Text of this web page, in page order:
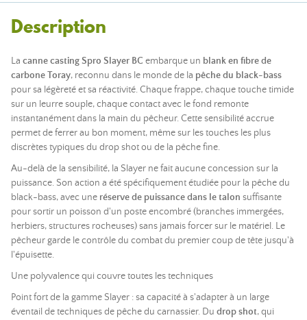
Description
La canne casting Spro Slayer BC embarque un blank en fibre de
carbone Toray, reconnu dans le monde de la pêche du black-bass
pour sa légèreté et sa réactivité. Chaque frappe, chaque touche timide
sur un leurre souple, chaque contact avec le fond remonte
instantanément dans la main du pêcheur. Cette sensibilité accrue
permet de ferrer au bon moment, même sur les touches les plus
discrètes typiques du drop shot ou de la pêche fine.
Au-delà de la sensibilité, la Slayer ne fait aucune concession sur la
puissance. Son action a été spécifiquement étudiée pour la pêche du
black-bass, avec une réserve de puissance dans le talon suffisante
pour sortir un poisson d'un poste encombré (branches immergées,
herbiers, structures rocheuses) sans jamais forcer sur le matériel. Le
pêcheur garde le contrôle du combat du premier coup de tête jusqu'à
l'épuisette.
Une polyvalence qui couvre toutes les techniques
Point fort de la gamme Slayer : sa capacité à s'adapter à un large
éventail de techniques de pêche du carnassier. Du drop shot, qui